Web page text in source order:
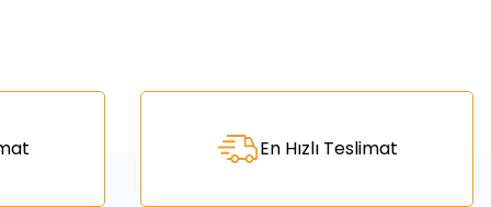
En Hızlı Teslimat